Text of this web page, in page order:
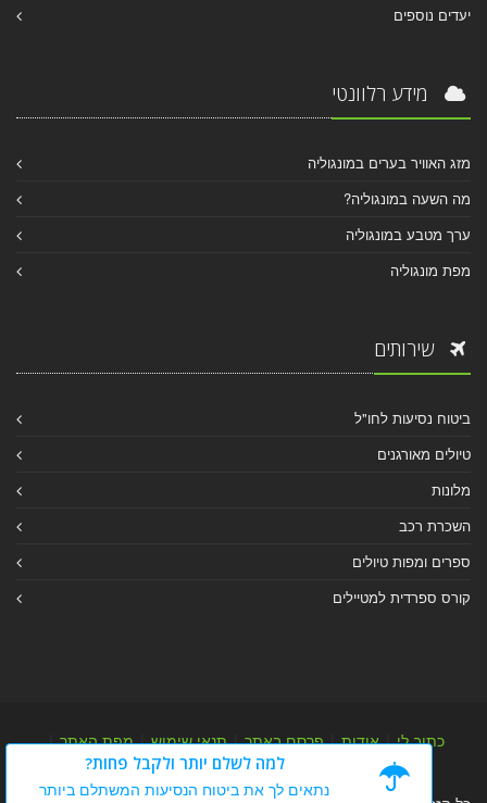
יעדים נוספים
מידע רלוונטי
מזג האוויר בערים במונגוליה
מה השעה במונגוליה?
ערך מטבע במונגוליה
מפת מונגוליה
שירותים
ביטוח נסיעות לחו"ל
טיולים מאורגנים
מלונות
השכרת רכב
ספרים ומפות טיולים
קורס ספרדית למטיילים
כתוב לי|אודות|פרסם באתר|תנאי שימוש|מפת האתר|
מפת אלבום|מפת מאמרי מידע
למה לשלם יותר ולקבל פחות?
נתאים לך את ביטוח הנסיעות המשתלם ביותר